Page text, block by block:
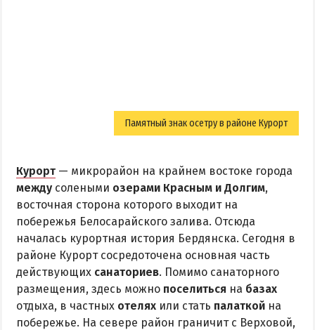
Памятный знак осетру в районе Курорт
Курорт — микрорайон на крайнем востоке города
между солеными озерами Красным и Долгим,
восточная сторона которого выходит на
побережья Белосарайского залива. Отсюда
началась курортная история Бердянска. Сегодня в
районе Курорт сосредоточена основная часть
действующих санаториев. Помимо санаторного
размещения, здесь можно поселиться на базах
отдыха, в частных отелях или стать палаткой на
побережье. На севере район граничит с Верховой,